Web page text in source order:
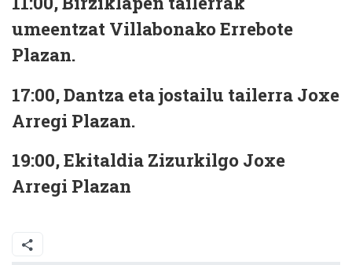
umeentzat Villabonako Errebote
Plazan.
17:00, Dantza eta jostailu tailerra Joxe
Arregi Plazan.
19:00, Ekitaldia Zizurkilgo Joxe
Arregi Plazan